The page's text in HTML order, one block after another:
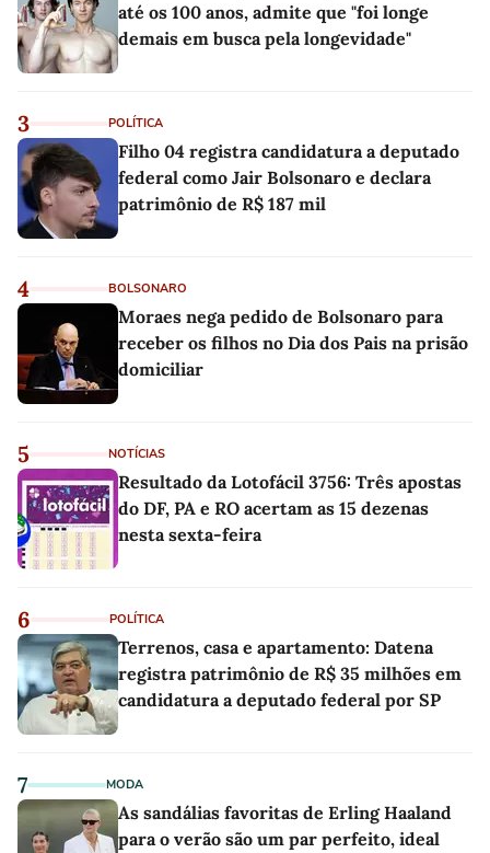
até os 100 anos, admite que "foi longe
demais em busca pela longevidade"
3 POLÍTICA
Filho 04 registra candidatura a deputado
federal como Jair Bolsonaro e declara
patrimônio de R$ 187 mil
4 BOLSONARO
Moraes nega pedido de Bolsonaro para
receber os filhos no Dia dos Pais na prisão
domiciliar
5 NOTÍCIAS
Resultado da Lotofácil 3756: Três apostas
do DF, PA e RO acertam as 15 dezenas
nesta sexta-feira
6 POLÍTICA
Terrenos, casa e apartamento: Datena
registra patrimônio de R$ 35 milhões em
candidatura a deputado federal por SP
7 MODA
As sandálias favoritas de Erling Haaland
para o verão são um par perfeito, ideal